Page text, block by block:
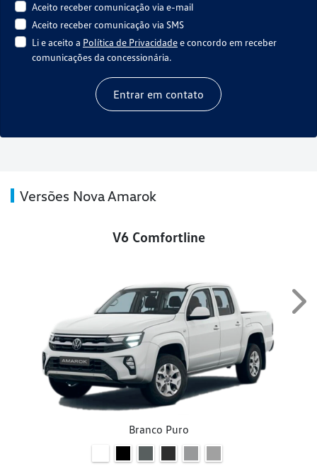
Aceito receber comunicação via e-mail
Aceito receber comunicação via SMS
Li e aceito a Política de Privacidadee concordo em receber
comunicações da concessionária.
Entrar em contato
Versões Nova Amarok
V6 Comfortline
Branco Puro